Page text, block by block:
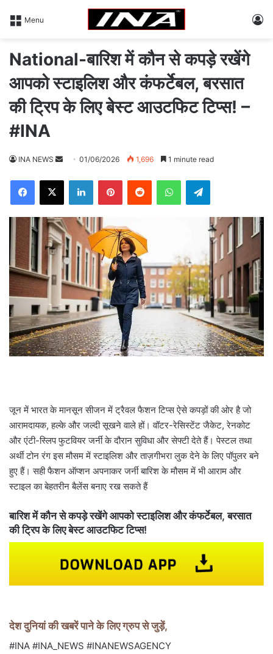
Menu
National-बारिश में कौन से कपड़े रखेंगे
आपको स्टाइलिश और कंफर्टेबल, बरसात
की ट्रिप के लिए बेस्ट आउटफिट टिप्स! –
#INA
INA NEWS
d
a
n
e
m
a
01/06/2026 1,696 1 minute read
जून में भारत के मानसून सीजन में ट्रैवल फैशन टिप्स ऐसे कपड़ों की ओर है जो
आरामदायक, हल्के और जल्दी सूखने वाले हों। वॉटर-रेसिस्टेंट जैकेट, रेनकोट
और एंटी-स्लिप फुटवियर जर्नी के दौरान सुविधा और सेफ्टी देते हैं। पेस्टल तथा
अर्थी टोन रंग इस मौसम में स्टाइलिश और ताज़गीभरा लुक देने के लिए पॉपुलर बने
हुए हैं। सही फैशन ऑप्शन अपनाकर जर्नी बारिश के मौसम में भी आराम और
स्टाइल का बेहतरीन बैलेंस बनाए रख सकते हैं
बारिश में कौन से कपड़े रखेंगे आपको स्टाइलिश और कंफर्टेबल, बरसात
की ट्रिप के लिए बेस्ट आउटफिट टिप्स!
देश दुनियां की खबरें पाने के लिए ग्रुप से जुड़ें,
#INA #INA_NEWS #INANEWSAGENCY